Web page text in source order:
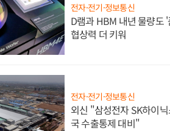
전자·전기·정보통신
D램과 HBM 내년 물량도
협상력 더 키워
전자·전기·정보통신
외신 "삼성전자 SK하이
국 수출통제 대비"